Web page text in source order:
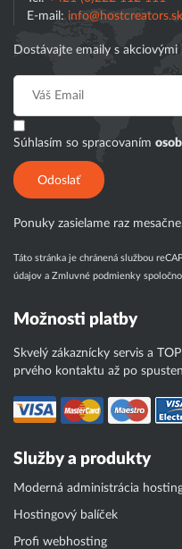
E-mail: info@hostcreators.sk
Dostávajte emaily s akciovými
Súhlasím so spracovaním
Odoslať
Ponuky zasielame raz
Táto stránka je chránená službou
údajov a Zmluvné podmienky
Možnosti platby
Skvelý zákaznícky servis a
prvého kontaktu až po
Služby a produkty
Moderná administrácia
Hostingový balíček
Profi webhosting